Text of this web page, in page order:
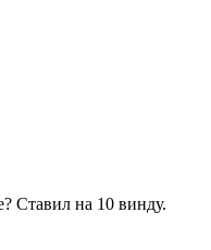
Ставил на 10 винду.